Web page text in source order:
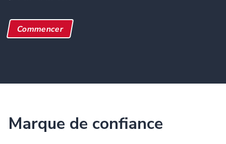
Commencer
Marque de confiance